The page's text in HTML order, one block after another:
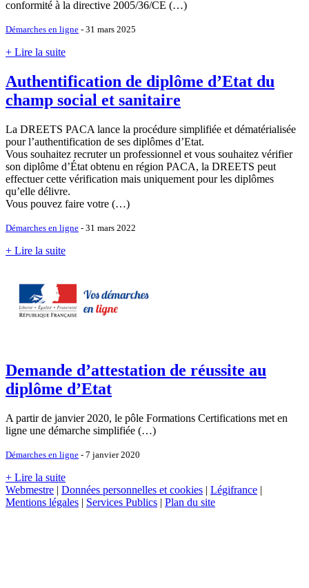
conformité à la directive 2005/36/CE (…)
Démarches en ligne - 31 mars 2025
+ Lire la suite
Authentification de diplôme d’Etat du
champ social et sanitaire
La DREETS PACA lance la procédure simplifiée et dématérialisée
pour l’authentification de ses diplômes d’Etat.
Vous souhaitez recruter un professionnel et vous souhaitez vérifier
son diplôme d’État obtenu en région PACA, la DREETS peut
effectuer cette vérification mais uniquement pour les diplômes
qu’elle délivre.
Vous pouvez faire votre (…)
Démarches en ligne - 31 mars 2022
+ Lire la suite
Demande d’attestation de réussite au
diplôme d’Etat
A partir de janvier 2020, le pôle Formations Certifications met en
ligne une démarche simplifiée (…)
Démarches en ligne - 7 janvier 2020
+ Lire la suite
Webmestre | Données personnelles et cookies | Légifrance |
Mentions légales | Services Publics | Plan du site